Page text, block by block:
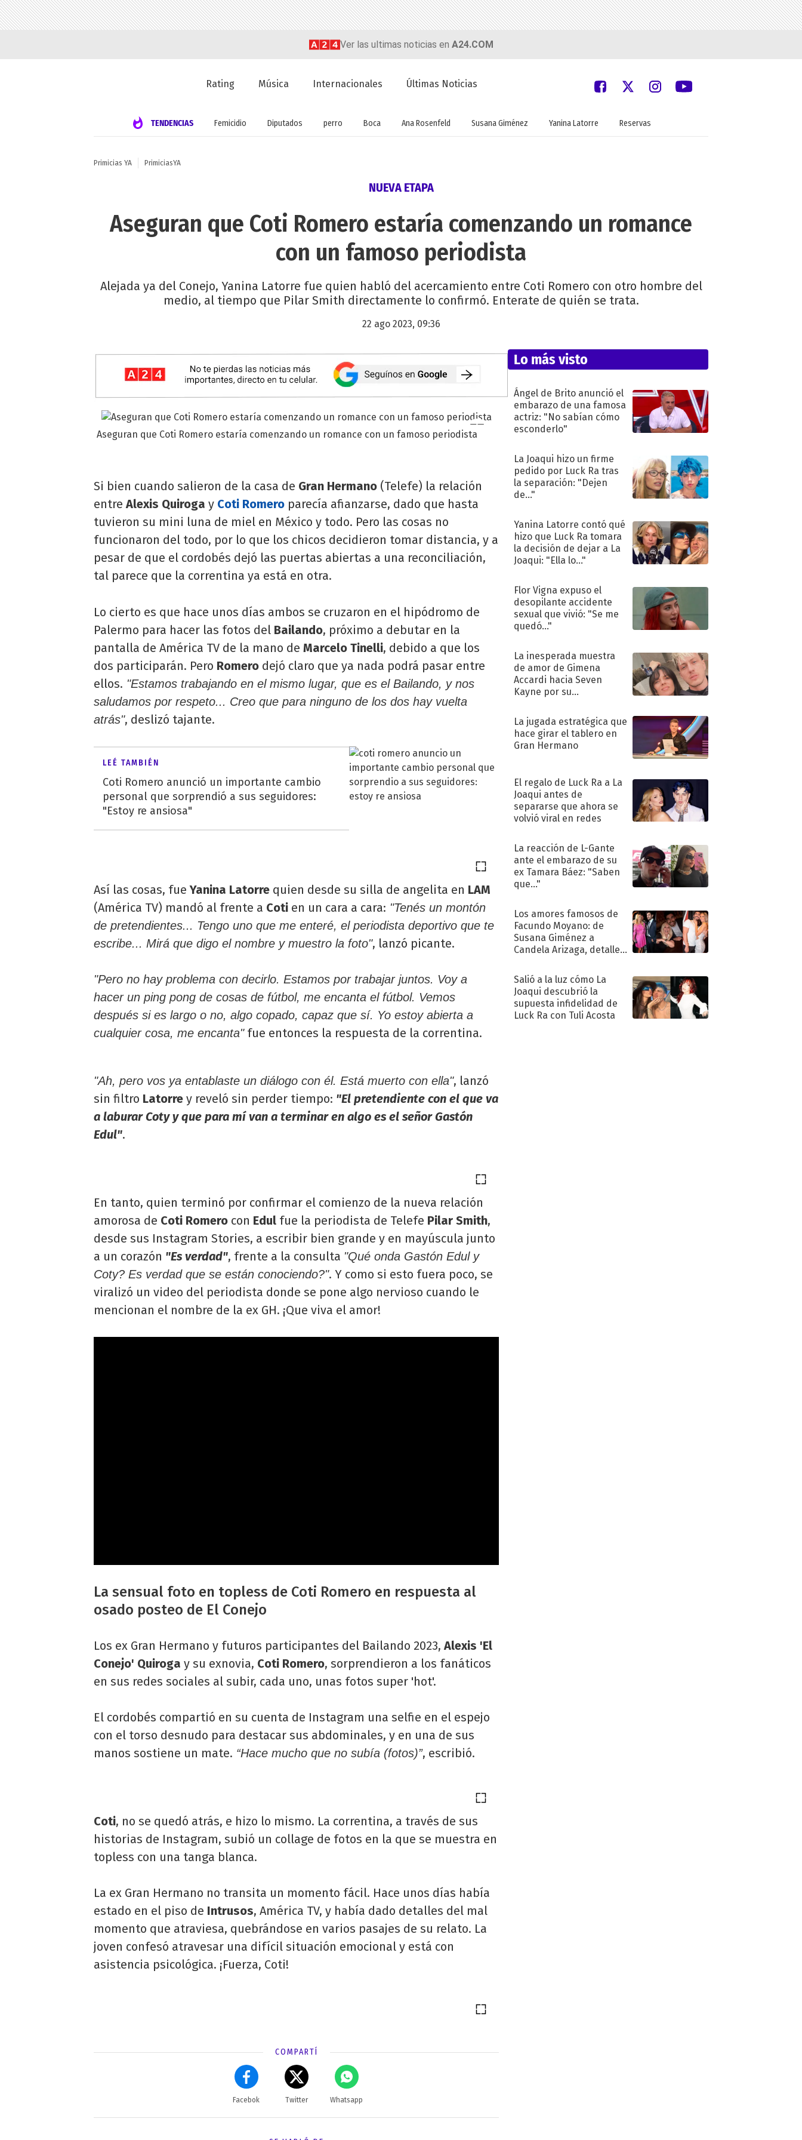
Ver las ultimas noticias en A24.COM
Rating Música Internacionales Últimas Noticias
TENDENCIAS Femicidio Diputados perro Boca Ana Rosenfeld Susana Giménez Yanina Latorre Reservas
Primicias YA PrimiciasYA
NUEVA ETAPA
Aseguran que Coti Romero estaría comenzando un romance
con un famoso periodista
Alejada ya del Conejo, Yanina Latorre fue quien habló del acercamiento entre Coti Romero con otro hombre del
medio, al tiempo que Pilar Smith directamente lo confirmó. Enterate de quién se trata.
22 ago 2023, 09:36
Aseguran que Coti Romero estaría comenzando un romance con un famoso periodista
Si bien cuando salieron de la casa de Gran Hermano (Telefe) la relación
entreAlexis Quiroga y Coti Romero parecía afianzarse, dado que hasta
tuvieron su mini luna de miel en México y todo. Pero las cosas no
funcionaron del todo, por lo que los chicos decidieron tomar distancia, y a
pesar de que el cordobés dejó las puertas abiertas a una reconciliación,
tal parece que la correntina ya está en otra.
Lo cierto es que hace unos días ambos se cruzaron en el hipódromo de
Palermo para hacer las fotos del Bailando, próximo a debutar en la
pantalla de América TV de la mano de Marcelo Tinelli, debido a que los
dos participarán. Pero Romero dejó claro que ya nada podrá pasar entre
ellos. "Estamos trabajando en el mismo lugar, que es el Bailando, y nos
saludamos por respeto... Creo que para ninguno de los dos hay vuelta
atrás", deslizó tajante.
LEÉ TAMBIÉN
Coti Romero anunció un importante cambio
personal que sorprendió a sus seguidores:
"Estoy re ansiosa"
Así las cosas, fueYanina Latorre quien desde su silla de angelita en LAM
(América TV) mandó al frente a Coti en un cara a cara: "Tenés un montón
de pretendientes... Tengo uno que me enteré, el periodista deportivo que te
escribe... Mirá que digo el nombre y muestro la foto", lanzó picante.
"Pero no hay problema con decirlo. Estamos por trabajar juntos. Voy a
hacer un ping pong de cosas de fútbol, me encanta el fútbol. Vemos
después si es largo o no, algo copado, capaz que sí. Yo estoy abierta a
cualquier cosa, me encanta"fue entonces la respuesta de la correntina.
"Ah, pero vos ya entablaste un diálogo con él. Está muerto con ella", lanzó
sin filtro Latorre y reveló sin perder tiempo: "El pretendiente con el que va
a laburar Coty y que para mí van a terminar en algo es el señor Gastón
Edul".
En tanto, quien terminó por confirmar el comienzo de la nueva relación
amorosa de Coti Romero con Edul fue la periodista de Telefe Pilar Smith,
desde sus Instagram Stories, a escribir bien grande y en mayúscula junto
a un corazón "Es verdad", frente a la consulta "Qué onda Gastón Edul y
Coty? Es verdad que se están conociendo?". Y como si esto fuera poco, se
viralizó un video del periodista donde se pone algo nervioso cuando le
mencionan el nombre de la ex GH. ¡Que viva el amor!
La sensual foto en topless de Coti Romero en respuesta al
osado posteo de El Conejo
Los ex Gran Hermano y futuros participantes del Bailando 2023,Alexis 'El
Conejo' Quiroga y su exnovia, Coti Romero, sorprendieron a los fanáticos
en sus redes sociales al subir, cada uno, unas fotos super 'hot'.
El cordobés compartió en su cuenta de Instagram una selfie en el espejo
con el torso desnudo para destacar sus abdominales, y en una de sus
manos sostiene un mate. “Hace mucho que no subía (fotos)”, escribió.
Coti, no se quedó atrás, e hizo lo mismo. La correntina, a través de sus
historias de Instagram, subió un collage de fotos en la que se muestra en
topless con una tanga blanca.
La ex Gran Hermano no transita un momento fácil. Hace unos días había
estado en el piso de Intrusos, América TV, y había dado detalles del mal
momento que atraviesa, quebrándose en varios pasajes de su relato. La
joven confesó atravesar una difícil situación emocional y está con
asistencia psicológica. ¡Fuerza, Coti!
COMPARTÍ
Facebok Twitter Whatsapp
Lo más visto
Ángel de Brito anunció el
embarazo de una famosa
actriz: "No sabían cómo
esconderlo"
La Joaqui hizo un firme
pedido por Luck Ra tras
la separación: "Dejen
de..."
Yanina Latorre contó qué
hizo que Luck Ra tomara
la decisión de dejar a La
Joaqui: "Ella lo..."
Flor Vigna expuso el
desopilante accidente
sexual que vivió: "Se me
quedó..."
La inesperada muestra
de amor de Gimena
Accardi hacia Seven
Kayne por su
La jugada estratégica que
hace girar el tablero en
Gran Hermano
El regalo de Luck Ra a La
Joaqui antes de
separarse que ahora se
volvió viral en redes
La reacción de L-Gante
ante el embarazo de su
ex Tamara Báez: "Saben
que..."
Los amores famosos de
Facundo Moyano: de
Susana Giménez a
Candela Arizaga, detalles
sentimental
Salió a la luz cómo La
Joaqui descubrió la
supuesta infidelidad de
Luck Ra con Tuli Acosta